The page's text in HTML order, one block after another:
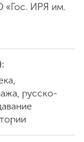
«Гос. ИРЯ им.
русско-